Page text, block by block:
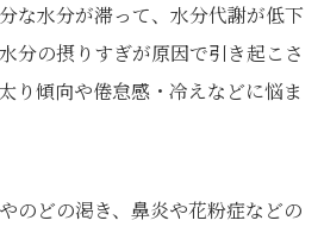
な水分が滞って、水分代謝が低下
分の摂りすぎが原因で引き起こさ
り傾向や倦怠感・冷えなどに悩ま
のどの渇き、鼻炎や花粉症などの